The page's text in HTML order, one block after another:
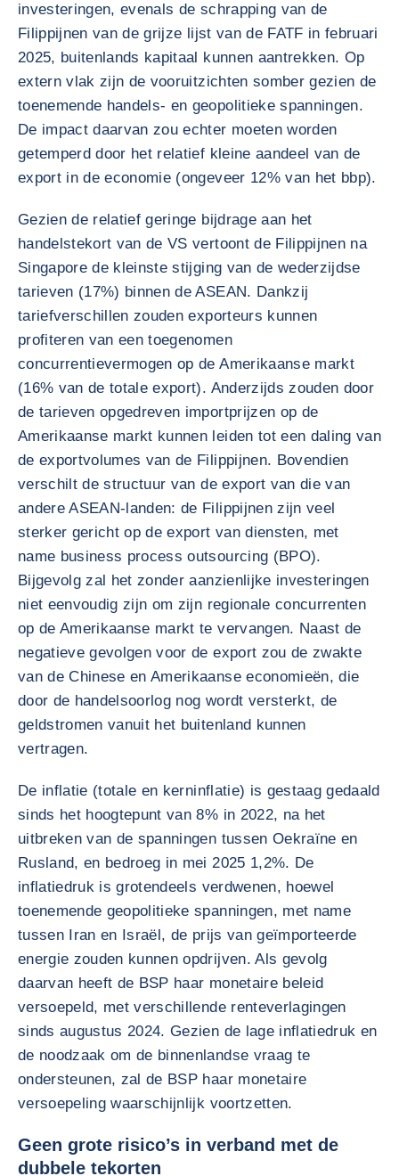
investeringen, evenals de schrapping van de
Filippijnen van de grijze lijst van de FATF in februari
2025, buitenlands kapitaal kunnen aantrekken. Op
extern vlak zijn de vooruitzichten somber gezien de
toenemende handels- en geopolitieke spanningen.
De impact daarvan zou echter moeten worden
getemperd door het relatief kleine aandeel van de
export in de economie (ongeveer 12% van het bbp).
Gezien de relatief geringe bijdrage aan het
handelstekort van de VS vertoont de Filippijnen na
Singapore de kleinste stijging van de wederzijdse
tarieven (17%) binnen de ASEAN. Dankzij
tariefverschillen zouden exporteurs kunnen
profiteren van een toegenomen
concurrentievermogen op de Amerikaanse markt
(16% van de totale export). Anderzijds zouden door
de tarieven opgedreven importprijzen op de
Amerikaanse markt kunnen leiden tot een daling van
de exportvolumes van de Filippijnen. Bovendien
verschilt de structuur van de export van die van
andere ASEAN-landen: de Filippijnen zijn veel
sterker gericht op de export van diensten, met
name business process outsourcing (BPO).
Bijgevolg zal het zonder aanzienlijke investeringen
niet eenvoudig zijn om zijn regionale concurrenten
op de Amerikaanse markt te vervangen. Naast de
negatieve gevolgen voor de export zou de zwakte
van de Chinese en Amerikaanse economieën, die
door de handelsoorlog nog wordt versterkt, de
geldstromen vanuit het buitenland kunnen
vertragen.
De inflatie (totale en kerninflatie) is gestaag gedaald
sinds het hoogtepunt van 8% in 2022, na het
uitbreken van de spanningen tussen Oekraïne en
Rusland, en bedroeg in mei 2025 1,2%. De
inflatiedruk is grotendeels verdwenen, hoewel
toenemende geopolitieke spanningen, met name
tussen Iran en Israël, de prijs van geïmporteerde
energie zouden kunnen opdrijven. Als gevolg
daarvan heeft de BSP haar monetaire beleid
versoepeld, met verschillende renteverlagingen
sinds augustus 2024. Gezien de lage inflatiedruk en
de noodzaak om de binnenlandse vraag te
ondersteunen, zal de BSP haar monetaire
versoepeling waarschijnlijk voortzetten.
Geen grote risico’s in verband met de
dubbele tekorten